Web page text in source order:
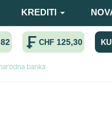
KREDITI
CHF 125,30
banka